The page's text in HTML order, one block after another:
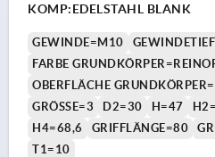
KOMP:EDELSTAHL BLANK
GEWINDE=M10
FARBE
OBERFLÄCHE
GRÖSSE=3
D2=30 H=47
H4=68,6
GRIFFLÄNGE=80
T1=10